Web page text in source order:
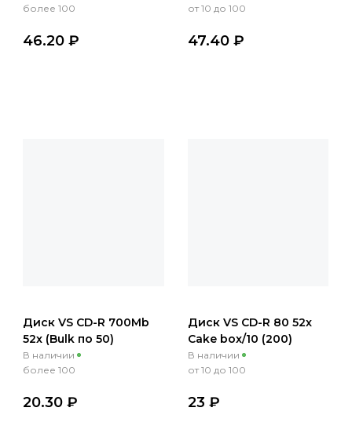
более 100
46.20 ₽
от 10 до 100
47.40 ₽
Диск VS CD-R 700Mb
52x (Bulk по 50)
В наличии
более 100
20.30 ₽
Диск VS CD-R 80 52x
Cake box/10 (200)
В наличии
от 10 до 100
23 ₽